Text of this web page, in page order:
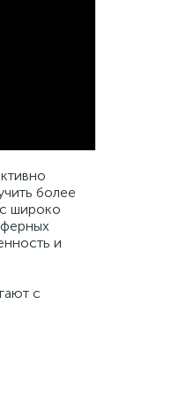
более
широко
и
с